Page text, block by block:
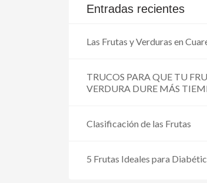
Entradas recientes
Las Frutas y Verduras en
TRUCOS PARA QUE TU
VERDURA DURE MÁS
Clasificación de las Frutas
5 Frutas Ideales para